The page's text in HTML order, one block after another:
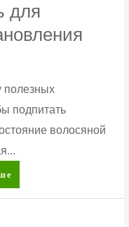
для
полезных
подпитать
волосяной